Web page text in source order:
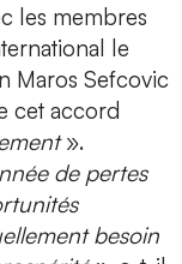
les membres
le
Maros Sefcovic
cet accord
».
de pertes
besoin